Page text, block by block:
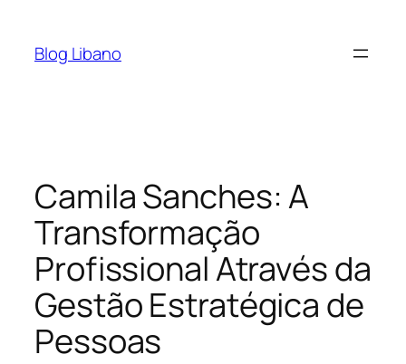
Blog Libano
Camila Sanches: A
Transformação
Profissional Através da
Gestão Estratégica de
Pessoas